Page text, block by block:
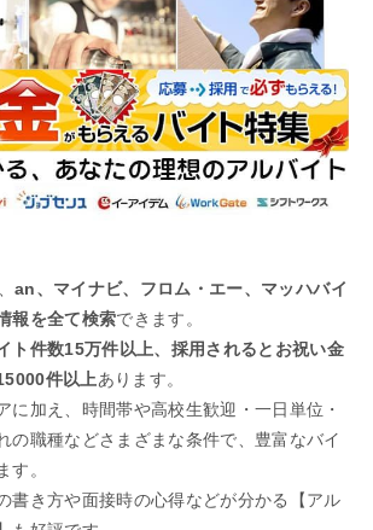
an、マイナビ、フロム・エー、マッハバイ
報を全て検索できます。
ト件数15万件以上、採用されるとお祝い金
件以上あります。
に加え、時間帯や高校生歓迎・一日単位・
の職種などさまざまな条件で、豊富なバイ
す。
書き方や面接時の心得などが分かる【アル